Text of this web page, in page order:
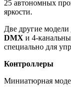
25 автономных
яркости.
Две другие
DMX и 4-
специально для
Контроллеры
Миниатюрная